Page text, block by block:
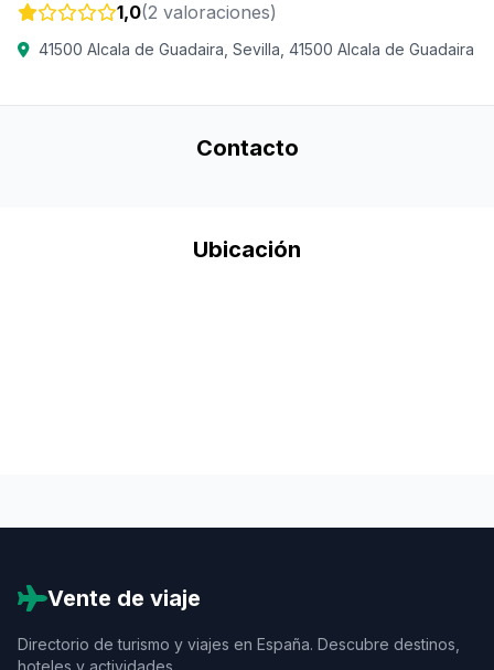
1,0(2 valoraciones)
41500 Alcala de Guadaira, Sevilla, 41500 Alcala de Guadaira
Contacto
Ubicación
Vente de viaje
Directorio de turismo y viajes en España. Descubre destinos,
hoteles y actividades.